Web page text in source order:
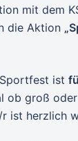
mit dem
die Aktion
ist
ob groß
ist herzlich